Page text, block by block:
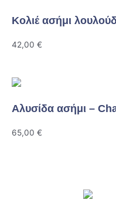
Κολιέ ασήμι
42,00 €
Αλυσίδα ασήμι –
65,00 €